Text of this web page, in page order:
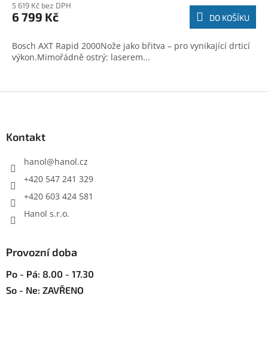
5 619 Kč bez DPH
6 799 Kč DO KOŠÍKU
Bosch AXT Rapid 2000Nože jako břitva – pro vynikající drticí
výkon.Mimořádně ostrý: laserem...
Kontakt
hanol@hanol.cz
+420 547 241 329
+420 603 424 581
Hanol s.r.o.
Provozní doba
Po - Pá: 8.00 - 17.30
So - Ne: ZAVŘENO